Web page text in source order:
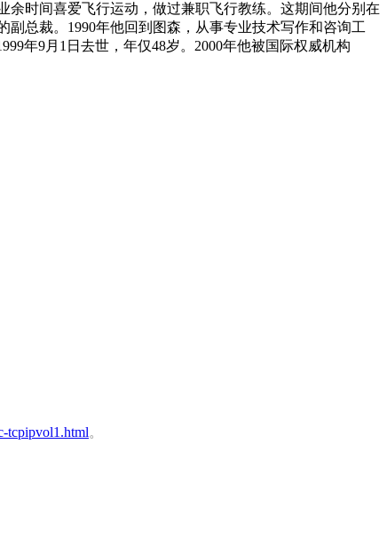
余时间喜爱飞行运动，做过兼职飞行教练。这期间他分别在
总裁。1990年他回到图森，从事专业技术写作和咨询工
年9月1日去世，年仅48岁。2000年他被国际权威机构
tcpipvol1.html。